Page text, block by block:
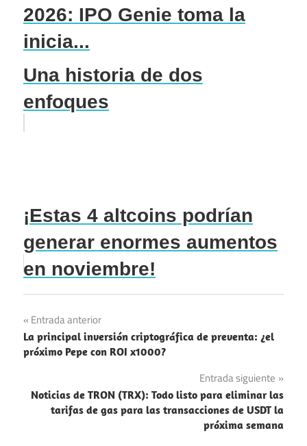
2026: IPO Genie toma la
inicia...
Una historia de dos
enfoques
¡Estas 4 altcoins podrían
generar enormes aumentos
en noviembre!
Navegación
de
Entrada anterior
La principal inversión criptográfica de preventa: ¿el
próximo Pepe con ROI x1000?
Entrada siguiente
Noticias de TRON (TRX): Todo listo para eliminar las
tarifas de gas para las transacciones de USDT la
próxima semana